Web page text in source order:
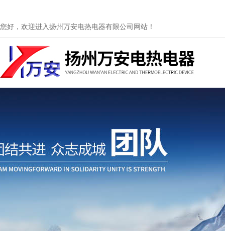
您好，欢迎进入扬州万安电热电器有限公司网站！